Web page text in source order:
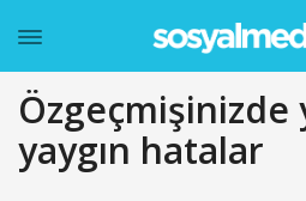
Özgeçmişinizde
yaygın hatalar